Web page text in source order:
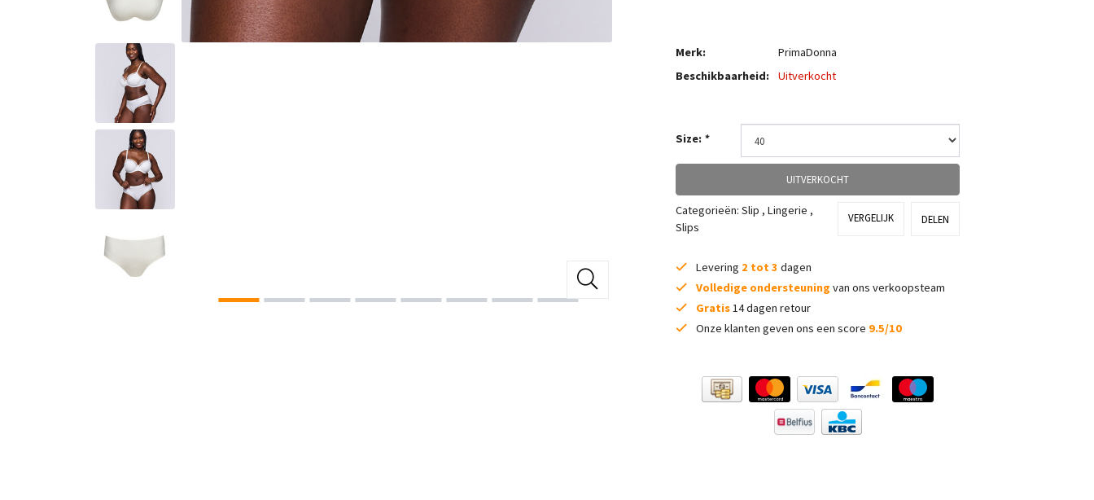
Merk:
PrimaDonna
Beschikbaarheid:
Uitverkocht
Size: *
UITVERKOCHT
Categorieën: Slip , Lingerie ,
Slips
VERGELIJK DELEN
Levering 2 tot 3 dagen
Volledige ondersteuning van ons verkoopsteam
Gratis14 dagen retour
Onze klanten geven ons een score 9.5/10